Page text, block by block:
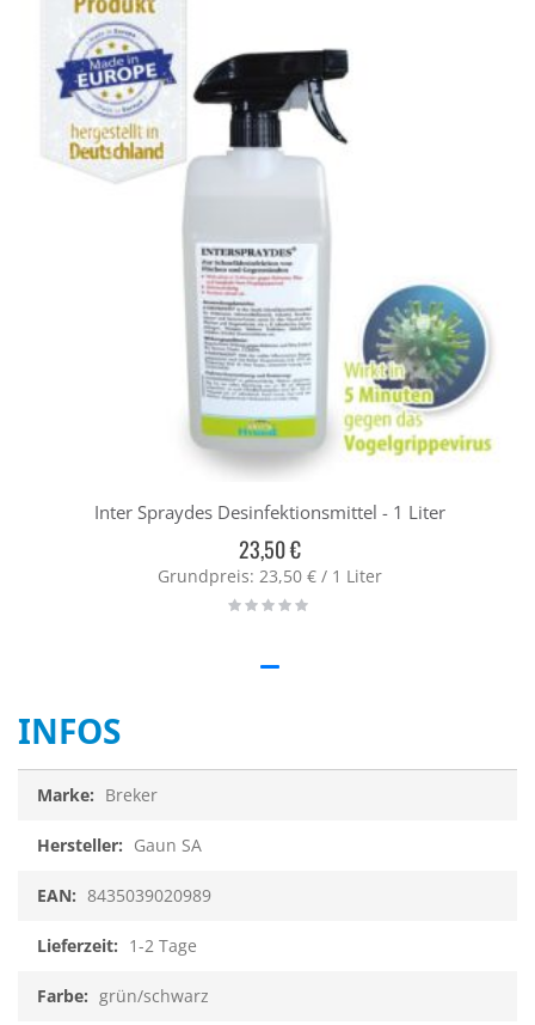
Inter Spraydes Desinfektionsmittel - 1 Liter
23,50 €
Grundpreis: 23,50 € / 1 Liter
Rating:
0%
INFOS
Breker
Gaun SA
8435039020989
1-2 Tage
grün/schwarz